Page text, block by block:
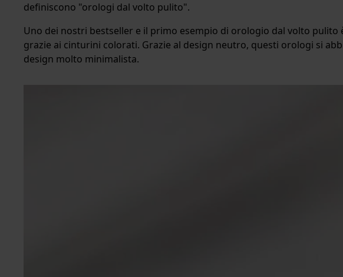
definiscono "orologi dal volto pulito".
Uno dei nostri bestseller e il primo esempio di orologio dal volto
grazie ai cinturini colorati. Grazie al design neutro, questi orologi si
design molto minimalista.